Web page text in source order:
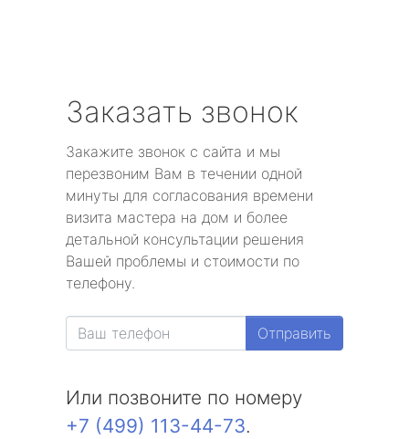
Заказать звонок
Закажите звонок с сайта и мы
перезвоним Вам в течении одной
минуты для согласования времени
визита мастера на дом и более
детальной консультации решения
Вашей проблемы и стоимости по
телефону.
Отправить
Или позвоните по номеру
+7 (499) 113-44-73.